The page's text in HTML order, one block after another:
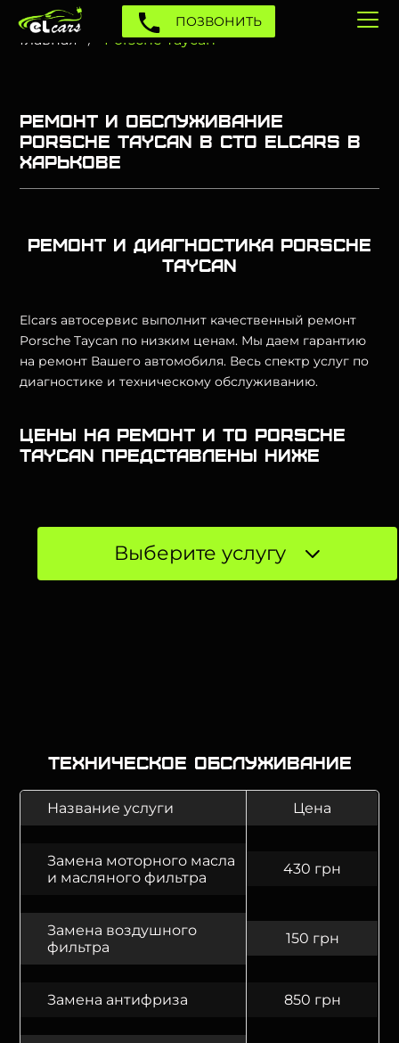
ПОЗВОНИТЬ
Главная Porsche Taycan
Ремонт и обслуживание
Porsche Taycan в СТО Elcars в
Харькове
Ремонт и диагностика Porsche
Taycan
Elcars автосервис выполнит качественный ремонт
Porsche Taycan по низким ценам. Мы даем гарантию
на ремонт Вашего автомобиля. Весь спектр услуг по
диагностике и техническому обслуживанию.
Цены на ремонт и ТО Porsche
Taycan представлены ниже
Выберите услугу
Техническое обслуживание
Название услуги Цена
Замена моторного масла
и масляного фильтра
430 грн
Замена воздушного
фильтра
150 грн
Замена антифриза 850 грн